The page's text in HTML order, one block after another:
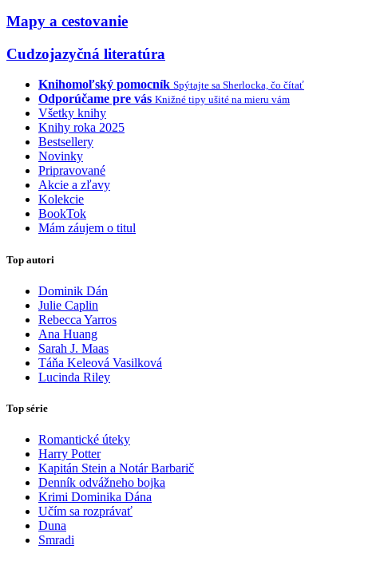
Mapy a cestovanie
Cudzojazyčná literatúra
Knihomoľský pomocník Spýtajte sa Sherlocka, čo čítať
Odporúčame pre vás Knižné tipy ušité na mieru vám
Všetky knihy
Knihy roka 2025
Bestsellery
Novinky
Pripravované
Akcie a zľavy
Kolekcie
BookTok
Mám záujem o titul
Top autori
Dominik Dán
Julie Caplin
Rebecca Yarros
Ana Huang
Sarah J. Maas
Táňa Keleová Vasilková
Lucinda Riley
Top série
Romantické úteky
Harry Potter
Kapitán Stein a Notár Barbarič
Denník odvážneho bojka
Krimi Dominika Dána
Učím sa rozprávať
Duna
Smradi